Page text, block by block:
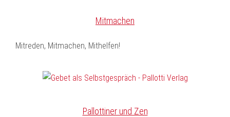
Mitmachen
Mitreden, Mitmachen, Mithelfen!
Pallottiner und Zen